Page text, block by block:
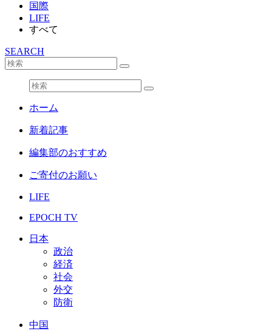
国際
LIFE
すべて
SEARCH
ホーム
新着記事
編集部のおすすめ
ご寄付のお願い
LIFE
EPOCH TV
日本
政治
経済
社会
外交
防衛
中国